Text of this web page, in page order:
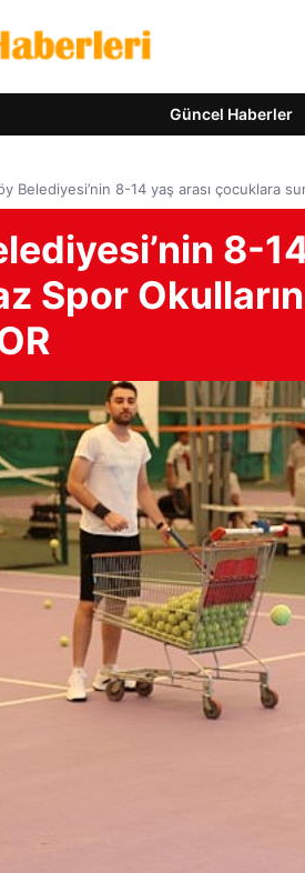
Güncel Haberler
Belediyesi’nin 8-14 yaş arası çocuklara
8-
Spor